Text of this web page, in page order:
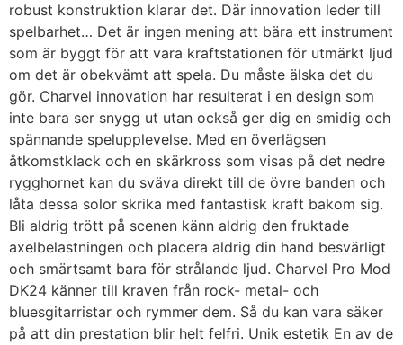
robust konstruktion klarar det. Där innovation leder till
spelbarhet… Det är ingen mening att bära ett instrument
som är byggt för att vara kraftstationen för utmärkt ljud
om det är obekvämt att spela. Du måste älska det du
gör. Charvel innovation har resulterat i en design som
inte bara ser snygg ut utan också ger dig en smidig och
spännande spelupplevelse. Med en överlägsen
åtkomstklack och en skärkross som visas på det nedre
rygghornet kan du sväva direkt till de övre banden och
låta dessa solor skrika med fantastisk kraft bakom sig.
Bli aldrig trött på scenen känn aldrig den fruktade
axelbelastningen och placera aldrig din hand besvärligt
och smärtsamt bara för strålande ljud. Charvel Pro Mod
DK24 känner till kraven från rock- metal- och
bluesgitarristar och rymmer dem. Så du kan vara säker
på att din prestation blir helt felfri. Unik estetik En av de